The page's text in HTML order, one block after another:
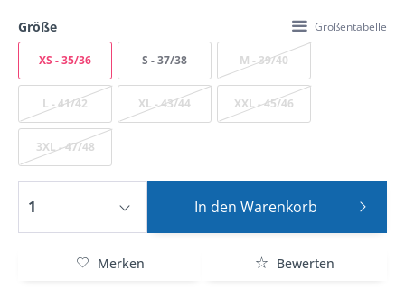
Größe Größentabelle
XS - 35/36 S - 37/38 M - 39/40
L - 41/42 XL - 43/44 XXL - 45/46
3XL - 47/48
In den Warenkorb
Merken Bewerten